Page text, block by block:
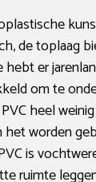
de toplaag
er
om te
heel
worden
is
ruimte